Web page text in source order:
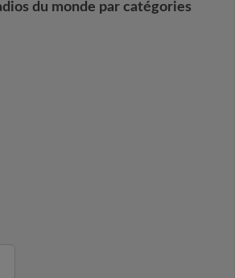
du monde par catégories